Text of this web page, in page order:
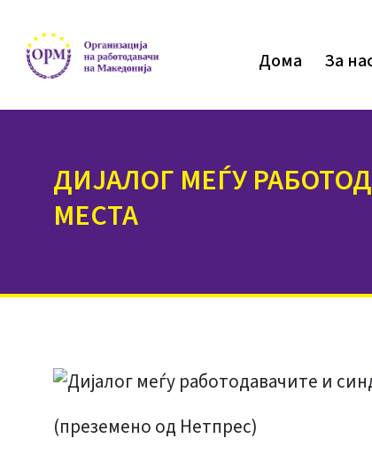
Дома За
ДИЈАЛОГ МЕЃУ
МЕСТА
(преземено од Нетпрес)